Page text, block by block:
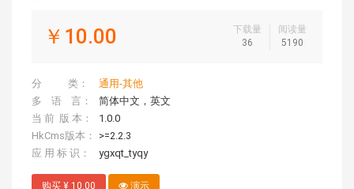
￥10.00
下载量
36
阅读量
5190
分 类：
通用-其他
多 语 言：
简体中文，英文
当 前 版 本：
1.0.0
HkCms版本：
>=2.2.3
应 用 标 识：
ygxqt_tyqy
购买 ¥ 10.00 演示